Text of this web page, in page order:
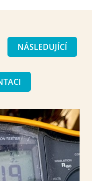
NÁSLEDUJÍCÍ